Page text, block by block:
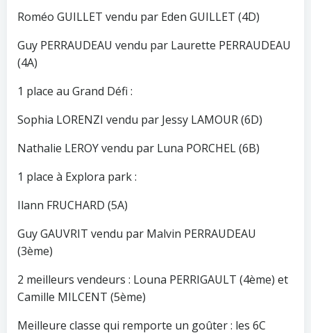
Roméo GUILLET vendu par Eden GUILLET (4D)
Guy PERRAUDEAU vendu par Laurette PERRAUDEAU
(4A)
1 place au Grand Défi :
Sophia LORENZI vendu par Jessy LAMOUR (6D)
Nathalie LEROY vendu par Luna PORCHEL (6B)
1 place à Explora park :
Ilann FRUCHARD (5A)
Guy GAUVRIT vendu par Malvin PERRAUDEAU
(3ème)
2 meilleurs vendeurs : Louna PERRIGAULT (4ème) et
Camille MILCENT (5ème)
Meilleure classe qui remporte un goûter : les 6C